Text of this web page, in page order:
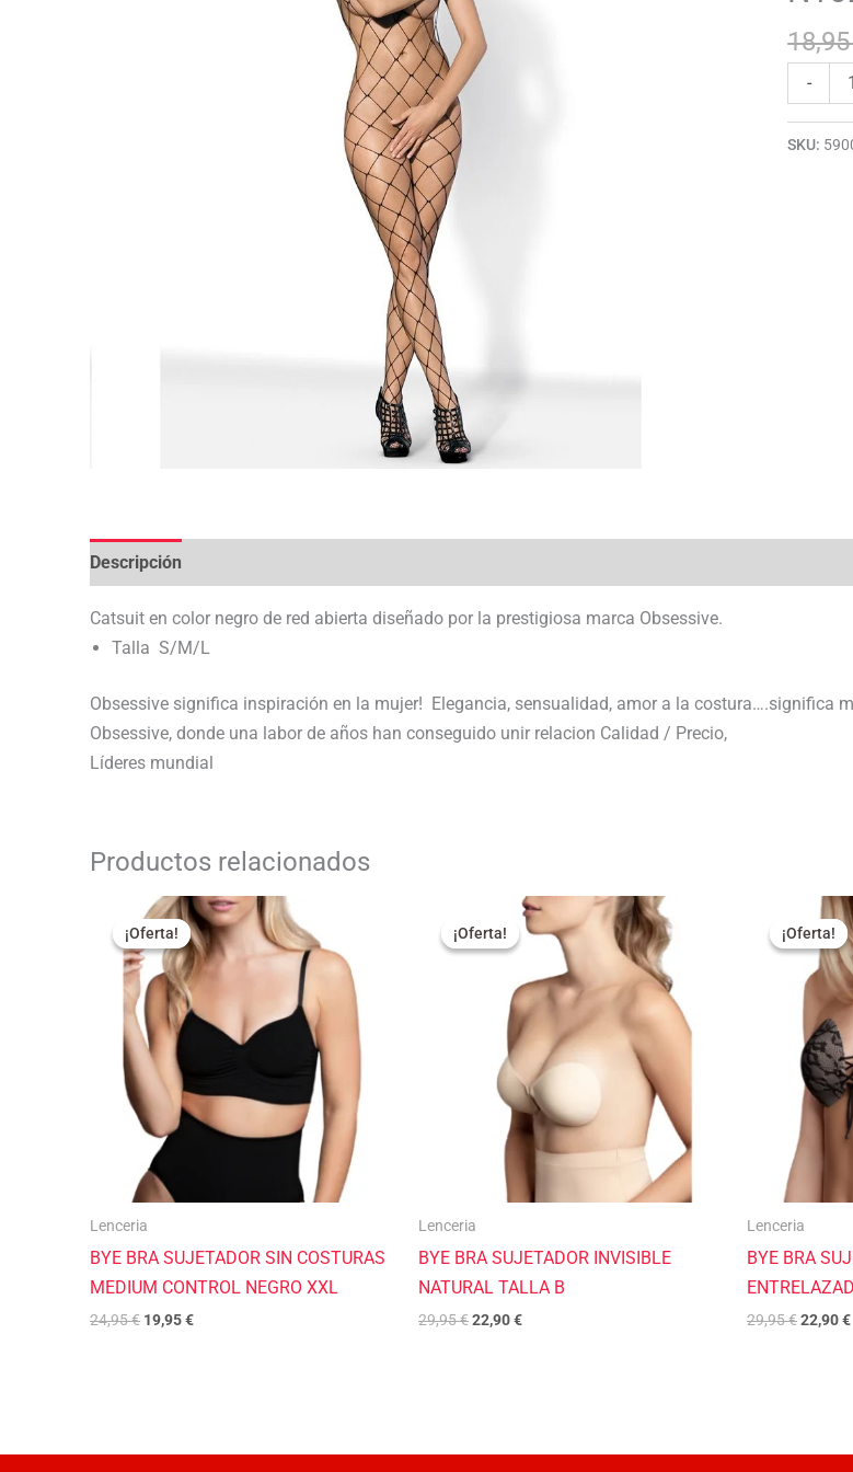
-
SKU:
Descripción
Catsuit en color negro de red abierta diseñado por la prestigiosa marca Obsessive.
Talla S/M/L
Obsessive significa inspiración en la mujer! Elegancia, sensualidad, amor a la costura….significa
Obsessive, donde una labor de años han conseguido unir relacion Calidad / Precio,
Líderes mundial
Productos relacionados
¡Oferta!
¡Oferta!
Lenceria
BYE BRA SUJETADOR SIN COSTURAS
MEDIUM CONTROL NEGRO XXL
24,95€
El
precio
original
era:
24,95 €.
19,95€
El
precio
actual
es:
19,95 €.
¡Oferta!
¡Oferta!
Lenceria
BYE BRA SUJETADOR INVISIBLE
NATURAL TALLA B
29,95€
precio
original
29,95 €.
22,90€
El
precio
actual
22,90 €.
¡Oferta!
¡Oferta!
Lenceria
BYE BRA
29,95€
precio
original
era:
29,95 €.
22,90€